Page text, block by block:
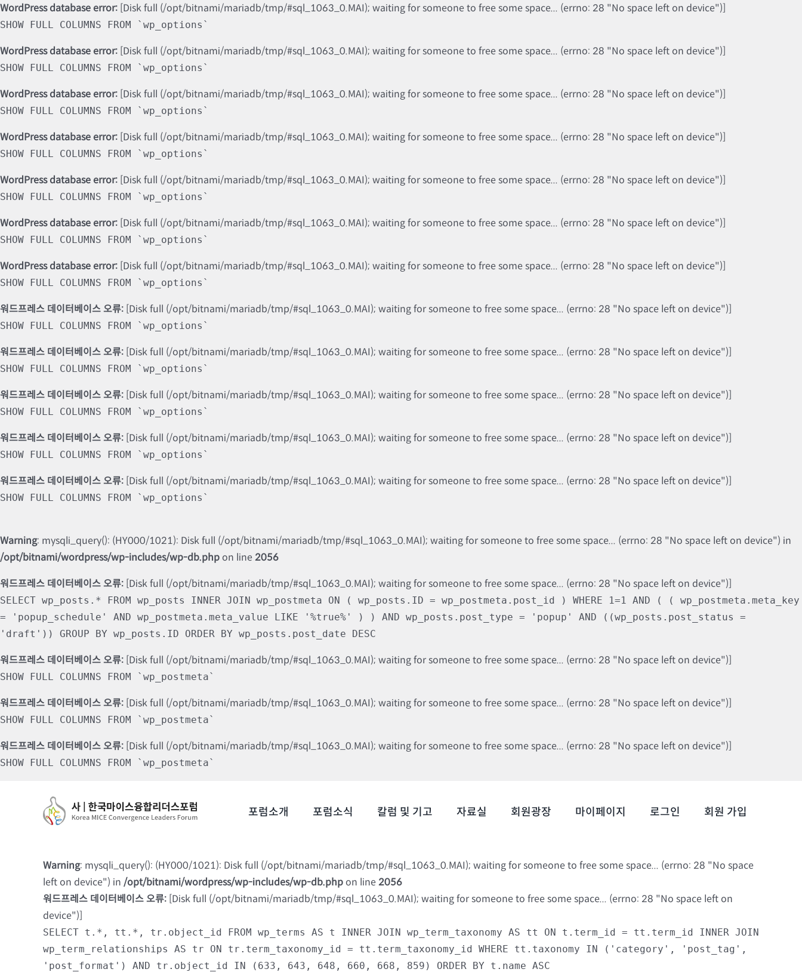
WordPress database error: [Disk full (/opt/bitnami/mariadb/tmp/#sql_1063_0.MAI); waiting for someone to free some space... (errno: 28 "No space left on device")]
SHOW FULL COLUMNS FROM `wp_options`
WordPress database error: [Disk full (/opt/bitnami/mariadb/tmp/#sql_1063_0.MAI); waiting for someone to free some space... (errno: 28 "No space left on device")]
SHOW FULL COLUMNS FROM `wp_options`
WordPress database error: [Disk full (/opt/bitnami/mariadb/tmp/#sql_1063_0.MAI); waiting for someone to free some space... (errno: 28 "No space left on device")]
SHOW FULL COLUMNS FROM `wp_options`
WordPress database error: [Disk full (/opt/bitnami/mariadb/tmp/#sql_1063_0.MAI); waiting for someone to free some space... (errno: 28 "No space left on device")]
SHOW FULL COLUMNS FROM `wp_options`
WordPress database error: [Disk full (/opt/bitnami/mariadb/tmp/#sql_1063_0.MAI); waiting for someone to free some space... (errno: 28 "No space left on device")]
SHOW FULL COLUMNS FROM `wp_options`
WordPress database error: [Disk full (/opt/bitnami/mariadb/tmp/#sql_1063_0.MAI); waiting for someone to free some space... (errno: 28 "No space left on device")]
SHOW FULL COLUMNS FROM `wp_options`
WordPress database error: [Disk full (/opt/bitnami/mariadb/tmp/#sql_1063_0.MAI); waiting for someone to free some space... (errno: 28 "No space left on device")]
SHOW FULL COLUMNS FROM `wp_options`
워드프레스 데이터베이스 오류: [Disk full (/opt/bitnami/mariadb/tmp/#sql_1063_0.MAI); waiting for someone to free some space... (errno: 28 "No space left on device")]
SHOW FULL COLUMNS FROM `wp_options`
워드프레스 데이터베이스 오류: [Disk full (/opt/bitnami/mariadb/tmp/#sql_1063_0.MAI); waiting for someone to free some space... (errno: 28 "No space left on device")]
SHOW FULL COLUMNS FROM `wp_options`
워드프레스 데이터베이스 오류: [Disk full (/opt/bitnami/mariadb/tmp/#sql_1063_0.MAI); waiting for someone to free some space... (errno: 28 "No space left on device")]
SHOW FULL COLUMNS FROM `wp_options`
워드프레스 데이터베이스 오류: [Disk full (/opt/bitnami/mariadb/tmp/#sql_1063_0.MAI); waiting for someone to free some space... (errno: 28 "No space left on device")]
SHOW FULL COLUMNS FROM `wp_options`
워드프레스 데이터베이스 오류: [Disk full (/opt/bitnami/mariadb/tmp/#sql_1063_0.MAI); waiting for someone to free some space... (errno: 28 "No space left on device")]
SHOW FULL COLUMNS FROM `wp_options`
Warning: mysqli_query(): (HY000/1021): Disk full (/opt/bitnami/mariadb/tmp/#sql_1063_0.MAI); waiting for someone to free some space... (errno: 28 "No space left on device") in
/opt/bitnami/wordpress/wp-includes/wp-db.php on line2056
워드프레스 데이터베이스 오류: [Disk full (/opt/bitnami/mariadb/tmp/#sql_1063_0.MAI); waiting for someone to free some space... (errno: 28 "No space left on device")]
SELECT wp_posts.* FROM wp_posts INNER JOIN wp_postmeta ON ( wp_posts.ID = wp_postmeta.post_id ) WHERE 1=1 AND ( ( wp_postmeta.meta_key
= 'popup_schedule' AND wp_postmeta.meta_value LIKE '%true%' ) ) AND wp_posts.post_type = 'popup' AND ((wp_posts.post_status =
'draft')) GROUP BY wp_posts.ID ORDER BY wp_posts.post_date DESC
워드프레스 데이터베이스 오류: [Disk full (/opt/bitnami/mariadb/tmp/#sql_1063_0.MAI); waiting for someone to free some space... (errno: 28 "No space left on device")]
SHOW FULL COLUMNS FROM `wp_postmeta`
워드프레스 데이터베이스 오류: [Disk full (/opt/bitnami/mariadb/tmp/#sql_1063_0.MAI); waiting for someone to free some space... (errno: 28 "No space left on device")]
SHOW FULL COLUMNS FROM `wp_postmeta`
워드프레스 데이터베이스 오류: [Disk full (/opt/bitnami/mariadb/tmp/#sql_1063_0.MAI); waiting for someone to free some space... (errno: 28 "No space left on device")]
SHOW FULL COLUMNS FROM `wp_postmeta`
포럼소개 포럼소식 칼럼 및 기고 자료실 회원광장 마이페이지 로그인 회원 가입
Warning: mysqli_query(): (HY000/1021): Disk full (/opt/bitnami/mariadb/tmp/#sql_1063_0.MAI); waiting for someone to free some space... (errno: 28 "No space
left on device") in /opt/bitnami/wordpress/wp-includes/wp-db.phpon line2056
워드프레스 데이터베이스 오류: [Disk full (/opt/bitnami/mariadb/tmp/#sql_1063_0.MAI); waiting for someone to free some space... (errno: 28 "No space left on
device")]
SELECT t.*, tt.*, tr.object_id FROM wp_terms AS t INNER JOIN wp_term_taxonomy AS tt ON t.term_id = tt.term_id INNER JOIN
wp_term_relationships AS tr ON tr.term_taxonomy_id = tt.term_taxonomy_id WHERE tt.taxonomy IN ('category', 'post_tag',
'post_format') AND tr.object_id IN (633, 643, 648, 660, 668, 859) ORDER BY t.name ASC